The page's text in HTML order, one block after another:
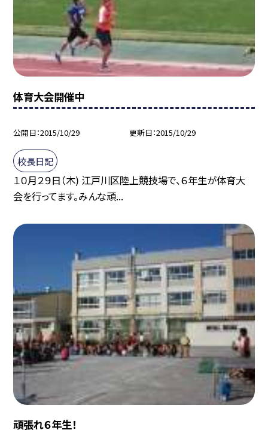
体育大会開催中
公開日 2015/10/29 更新日 2015/10/29
校長日記
１０月２９日（木) 江戸川区陸上競技場で、６年生が体育大
会を行ってます。みんな頑...
頑張れ６年生！